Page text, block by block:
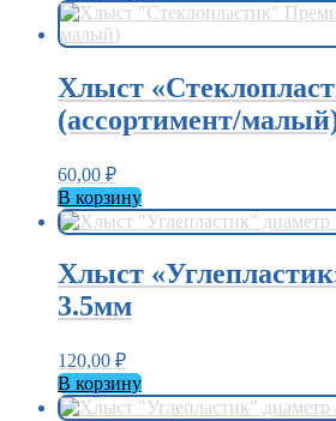
Хлыст
(ассортимент/
60,00 ₽
В корзину
Хлыст
3.5мм
120,00 ₽
В корзину